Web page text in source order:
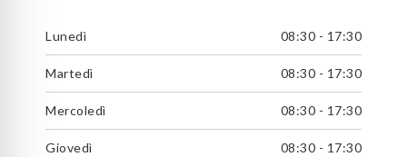
Lunedì 08:30 - 17:30
Martedì 08:30 - 17:30
Mercoledì 08:30 - 17:30
Giovedì 08:30 - 17:30